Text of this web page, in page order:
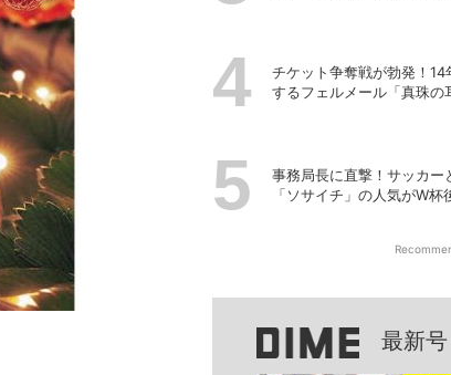
チケット争奪戦が勃発！14
するフェルメール「真珠の
事務局長に直撃！サッカー
「ソサイチ」の人気がW杯
最新号